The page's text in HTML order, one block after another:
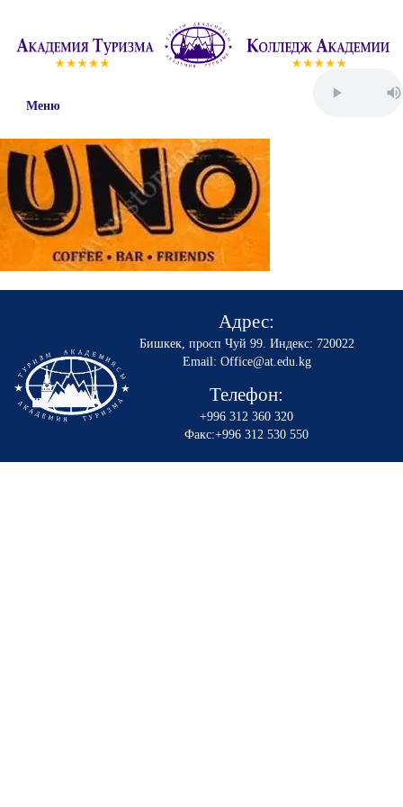
Меню
Адрес:
Бишкек, просп Чуй 99. Индекс: 720022
Email: Office@at.edu.kg
Телефон:
+996 312 360 320
Факс:+996 312 530 550